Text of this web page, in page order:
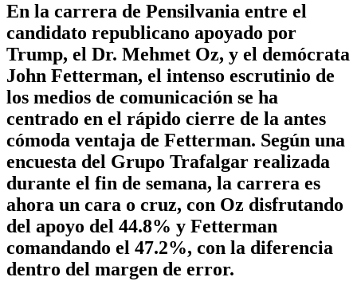
En la carrera de Pensilvania entre el
candidato republicano apoyado por
Trump, el Dr. Mehmet Oz, y el demócrata
John Fetterman, el intenso escrutinio de
los medios de comunicación se ha
centrado en el rápido cierre de la antes
cómoda ventaja de Fetterman. Según una
encuesta del Grupo Trafalgar realizada
durante el fin de semana, la carrera es
ahora un cara o cruz, con Oz disfrutando
del apoyo del 44.8% y Fetterman
comandando el 47.2%, con la diferencia
dentro del margen de error.